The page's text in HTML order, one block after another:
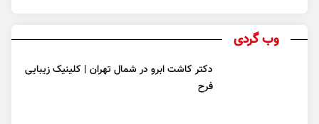
وب گردی
دکتر کاشت ابرو در شمال تهران | کلینیک زیبایی
فرح